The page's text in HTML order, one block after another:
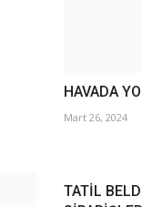
HAVADA
Mart 26, 2024
TATİL